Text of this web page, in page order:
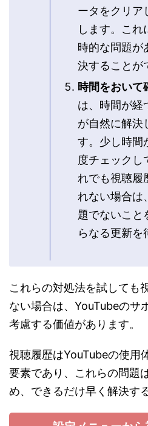
ータをクリア
します。これ
時的な問題が
決することが
時間をおいて
は、時間が経
が自然に解決
す。少し時間
度チェックし
れでも視聴履
れない場合は
題でないこと
らなる更新を
これらの対処法を試しても
ない場合は、YouTubeのサ
考慮する価値があります。
視聴履歴はYouTubeの使用
要素であり、これらの問題
め、できるだけ早く解決す